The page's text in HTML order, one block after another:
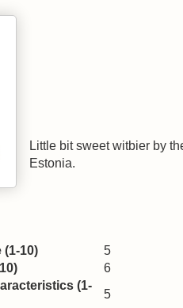
Little bit sweet witbier by
Estonia.
(1-10)
5
6
(1-
5